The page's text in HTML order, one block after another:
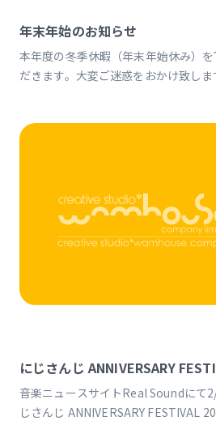
年末年始のお知らせ
本年度の冬季休暇（年末年始休み）
だきます。大変ご迷惑をおかけ致し
を開始致します※休暇中のお問い合
にじさんじ ANNIVERSARY
音楽ニュースサイトReal Soundにて
じさんじ ANNIVERSARY FESTIVAL